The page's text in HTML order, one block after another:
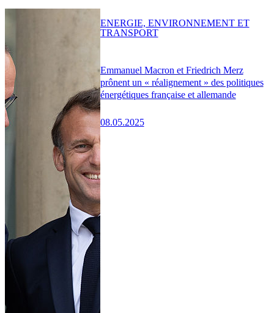
Emmanuel Macron et Friedrich Merz
prônent un « réalignement » des politiques
énergétiques française et allemande
08.05.2025
ENERGIE, ENVIRONNEMENT ET
TRANSPORT